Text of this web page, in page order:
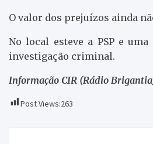
O valor dos prejuízos ainda
No local esteve a PSP e
investigação criminal.
Informação CIR (Rádio
Post Views:263